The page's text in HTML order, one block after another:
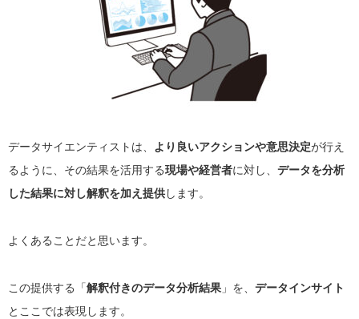
データサイエンティストは、 より良いアクションや意思決定が行え
るように、その結果を活用する現場や経営者に対し、 データを分析
した結果に対し解釈を加え提供します。
よくあることだと思います。
この提供する「解釈付きのデータ分析結果 」を、 データインサイト
とここでは表現します。